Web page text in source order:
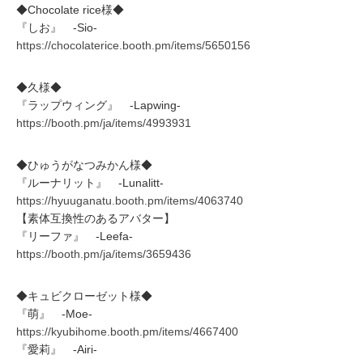
◆Chocolate rice様◆
『しお』 -Sio-
https://chocolaterice.booth.pm/items/5650156
◆久様◆
『ラップウィング』 -Lapwing-
https://booth.pm/ja/items/4993931
◆ひゅうがなつみかん様◆
『ルーナリット』 -Lunalitt-
https://hyuuganatu.booth.pm/items/4063740
【素体互換性のあるアバター】
『リーファ』 -Leefa-
https://booth.pm/ja/items/3659436
◆キュビクローゼット様◆
『萌』 -Moe-
https://kyubihome.booth.pm/items/4667400
『愛莉』 -Airi-